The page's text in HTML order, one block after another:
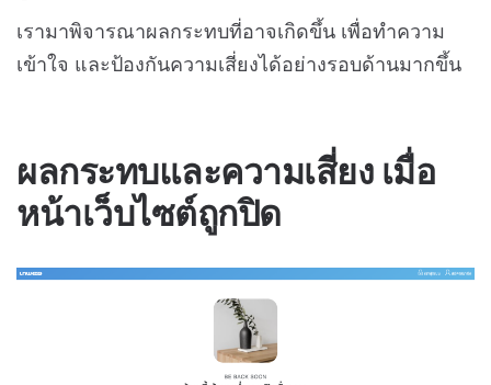
เรามาพิจารณาผลกระทบที่อาจเกิดขึ้น เพื่อทำความ
เข้าใจ และป้องกันความเสี่ยงได้อย่างรอบด้านมากขึ้น
ผลกระทบและความเสี่ยง เมื่อ
หน้าเว็บไซต์ถูกปิด